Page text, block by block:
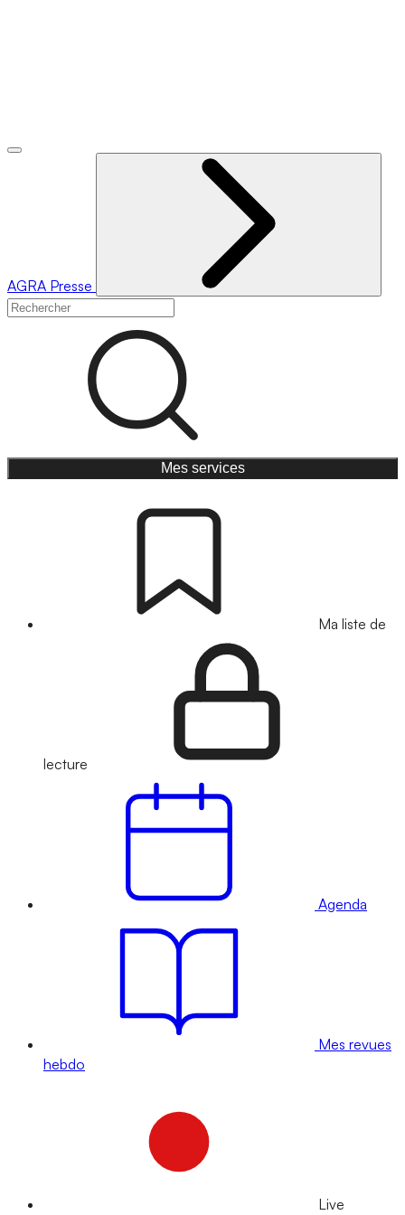
AGRA Presse
Mes services
Ma liste de
lecture
Agenda
Mes revues
hebdo
Live